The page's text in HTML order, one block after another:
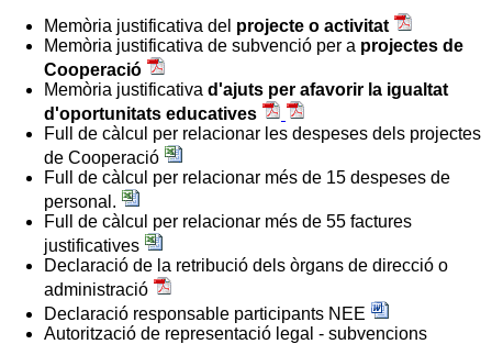
Memòria justificativa del projecte o activitat
Memòria justificativa de subvenció per a projectes de
Cooperació
Memòria justificativa d'ajuts per afavorir la igualtat
d'oportunitats educatives
Full de càlcul per relacionar les despeses dels projectes
de Cooperació
Full de càlcul per relacionar més de 15 despeses de
personal.
Full de càlcul per relacionar més de 55 factures
justificatives
Declaració de la retribució dels òrgans de direcció o
administració
Declaració responsable participants NEE
Autorització de representació legal - subvencions